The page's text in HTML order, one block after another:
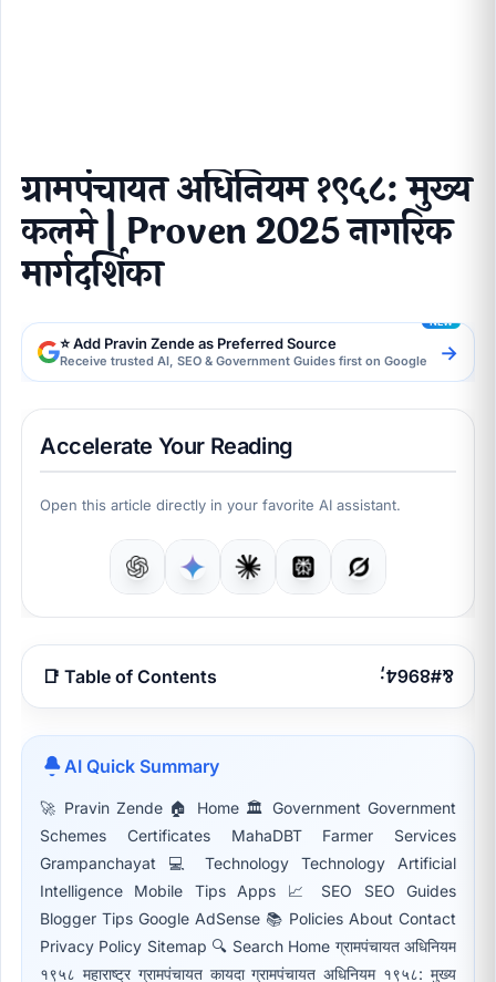
ग्रामपंचायत अधिनियम १९५८: मुख्य
कलमे | Proven 2025 नागरिक
मार्गदर्शिका
⭐ Add Pravin Zende as Preferred Source
Receive trusted AI, SEO & Government Guides first on Google →
Accelerate Your Reading
Open this article directly in your favorite AI assistant.
📑 Table of Contents
AI Quick Summary
🚀 Pravin Zende 🏠 Home 🏛 Government Government
Schemes Certificates MahaDBT Farmer Services
Grampanchayat 💻 Technology Technology Artificial
Intelligence Mobile Tips Apps 📈 SEO SEO Guides
Blogger Tips Google AdSense 📚 Policies About Contact
Privacy Policy Sitemap 🔍 Search Home ग्रामपंचायत अधिनियम
१९५८ महाराष्ट्र ग्रामपंचायत कायदा ग्रामपंचायत अधिनियम १९५८: मुख्य